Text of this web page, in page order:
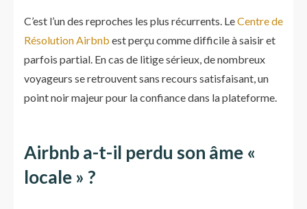
C’est l’un des reproches les plus récurrents. LeCentre de
Résolution Airbnb est perçu comme difficile à saisir et
parfois partial. En cas de litige sérieux, de nombreux
voyageurs se retrouvent sans recours satisfaisant, un
point noir majeur pour la confiance dans la plateforme.
Airbnb a-t-il perdu son âme «
locale » ?